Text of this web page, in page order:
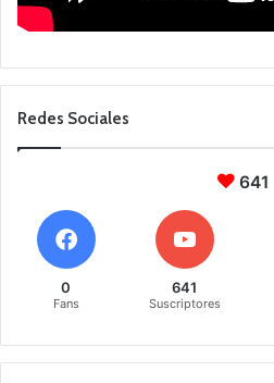
Redes Sociales
641
0
Fans
641
Suscriptores